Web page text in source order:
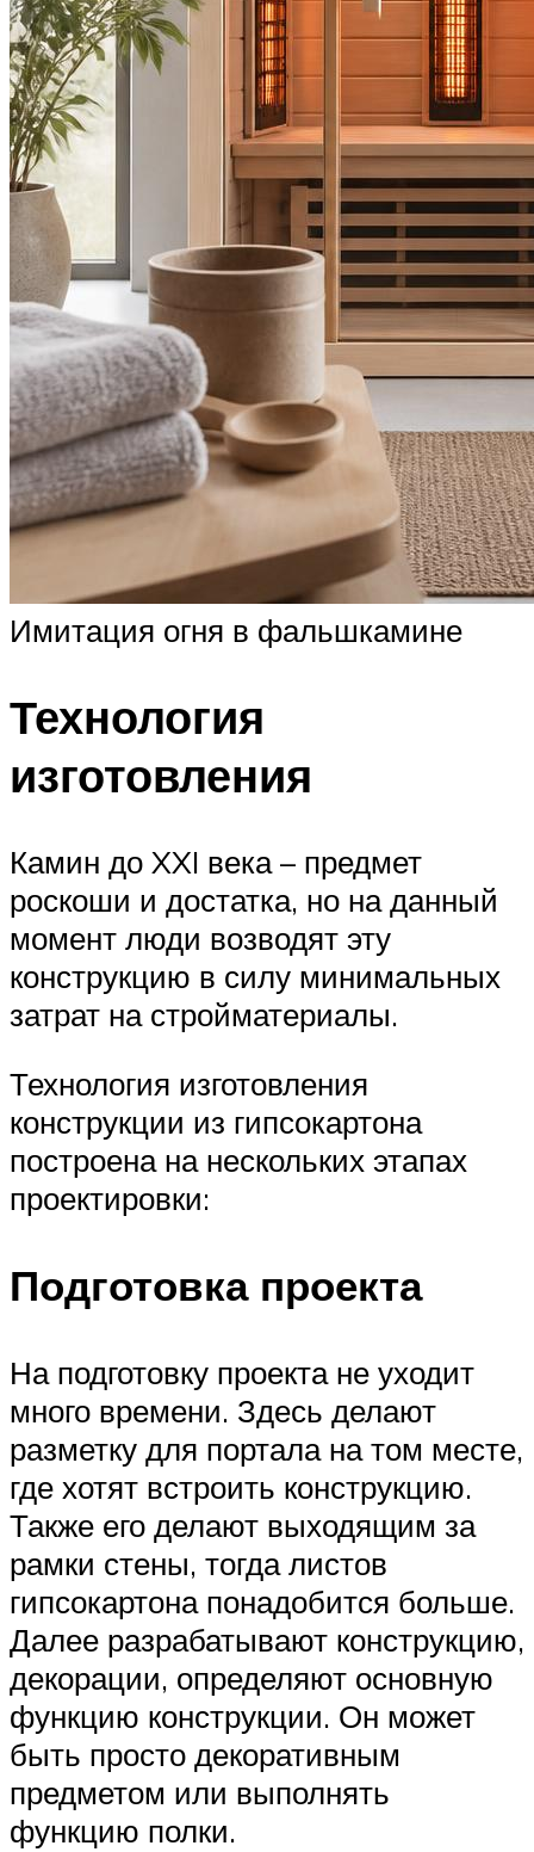
Имитация огня в фальшкамине
Технология
изготовления
Камин до XXI века – предмет
роскоши и достатка, но на данный
момент люди возводят эту
конструкцию в силу минимальных
затрат на стройматериалы.
Технология изготовления
конструкции из гипсокартона
построена на нескольких этапах
проектировки:
Подготовка проекта
На подготовку проекта не уходит
много времени. Здесь делают
разметку для портала на том месте,
где хотят встроить конструкцию.
Также его делают выходящим за
рамки стены, тогда листов
гипсокартона понадобится больше.
Далее разрабатывают конструкцию,
декорации, определяют основную
функцию конструкции. Он может
быть просто декоративным
предметом или выполнять
функцию полки.